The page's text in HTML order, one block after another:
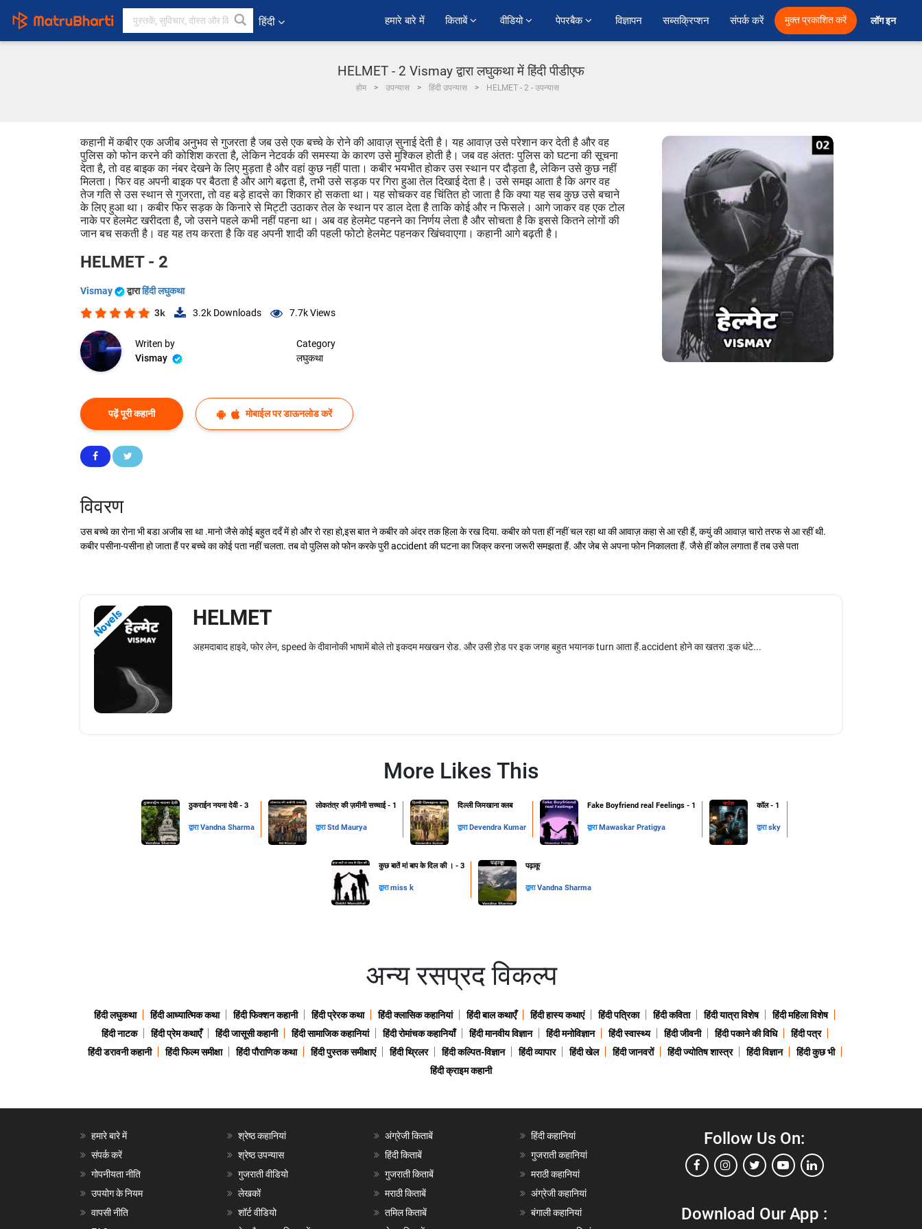
हिंदी हमारे बारे में किताबें वीडियो पेपरबैक विज्ञापन सब्सक्रिप्शन संपर्क करें मुक्त प्रकाशित करें लॉग इन
HELMET - 2 Vismay द्वारा लघुकथा में हिंदी पीडीएफ
होम उपन्यास हिंदी उपन्यास HELMET - 2 - उपन्यास
कहानी में कबीर एक अजीब अनुभव से गुजरता है जब उसे एक बच्चे के रोने की आवाज़ सुनाई देती है। यह आवाज़ उसे परेशान कर देती है और वह
पुलिस को फोन करने की कोशिश करता है, लेकिन नेटवर्क की समस्या के कारण उसे मुश्किल होती है। जब वह अंततः पुलिस को घटना की सूचना
देता है, तो वह बाइक का नंबर देखने के लिए मुड़ता है और वहां कुछ नहीं पाता। कबीर भयभीत होकर उस स्थान पर दौड़ता है, लेकिन उसे कुछ नहीं
मिलता। फिर वह अपनी बाइक पर बैठता है और आगे बढ़ता है, तभी उसे सड़क पर गिरा हुआ तेल दिखाई देता है। उसे समझ आता है कि अगर वह
तेज गति से उस स्थान से गुजरता, तो वह बड़े हादसे का शिकार हो सकता था। यह सोचकर वह चिंतित हो जाता है कि क्या यह सब कुछ उसे बचाने
के लिए हुआ था। कबीर फिर सड़क के किनारे से मिट्टी उठाकर तेल के स्थान पर डाल देता है ताकि कोई और न फिसले। आगे जाकर वह एक टोल
नाके पर हेलमेट खरीदता है, जो उसने पहले कभी नहीं पहना था। अब वह हेलमेट पहनने का निर्णय लेता है और सोचता है कि इससे कितने लोगों की
जान बच सकती है। वह यह तय करता है कि वह अपनी शादी की पहली फोटो हेलमेट पहनकर खिंचवाएगा। कहानी आगे बढ़ती है।
HELMET - 2
Vismay द्वाराहिंदी लघुकथा
3k 3.2k Downloads 7.7kViews
Writen by
Vismay
Category
लघुकथा
पढ़ें पूरी कहानी मोबाईल पर डाऊनलोड करें
विवरण
उस बच्चे का रोना भी बडा अजीब सा था .मानो जैसे कोई बहुत ददँ में हो और रो रहा हो,इस बात ने कबीर को अंदर तक हिला के रख दिया. कबीर को पता हीं नहीं चल रहा था की आवाज़ कहा से आ रही हैं, कयुं की आवाज़ चारो तरफ से आ रहीं थी.
कबीर पसीना-पसीना हो जाता हैं पर बच्चे का कोई पता नहीं चलता. तब वो पुलिस को फोन करके पुरी accident की घटना का जिक्र करना जरूरी समझता हैं. और जेब से अपना फोन निकालता हैं. जैसे हीं कोल लगाता हैं तब उसे पता
Novels HELMET
अहमदाबाद हाइवे, फोर लेन, speed के दीवानोकी भाषामें बोले तो इकदम मखखन रोड. और उसी ऱोड पर इक जगह बहुत भयानक turn आता हैं.accident होने का खतरा :इक धंटे...
More Likes This
ठुकराईन नयना देवी - 3
द्वाराVandna Sharma
लोकतंत्र की ज़मीनी सच्चाई - 1
द्वाराStd Maurya
दिल्ली जिमखाना क्लब
द्वारा Devendra Kumar
Fake Boyfriend real Feelings - 1
द्वारा Mawaskar Pratigya
कॉल - 1
द्वाराsky
कुछ बातें मां बाप के दिल की । - 3
द्वाराmiss k
पढ़ाकू
द्वाराVandna Sharma
अन्य रसप्रद विकल्प
हिंदी लघुकथा हिंदी आध्यात्मिक कथा हिंदी फिक्शन कहानी हिंदी प्रेरक कथा हिंदी क्लासिक कहानियां हिंदी बाल कथाएँ हिंदी हास्य कथाएं हिंदी पत्रिका हिंदी कविता हिंदी यात्रा विशेष
हिंदी महिला विशेष
हिंदी नाटक
हिंदी प्रेम कथाएँ हिंदी जासूसी कहानी हिंदी सामाजिक कहानियां हिंदी रोमांचक कहानियाँ हिंदी मानवीय विज्ञान हिंदी मनोविज्ञान हिंदी स्वास्थ्य हिंदी जीवनी हिंदी पकाने की विधि
हिंदी पत्र
हिंदी डरावनी कहानी
हिंदी फिल्म समीक्षा हिंदी पौराणिक कथा हिंदी पुस्तक समीक्षाएं हिंदी थ्रिलर हिंदी कल्पित-विज्ञान हिंदी व्यापार हिंदी खेल हिंदी जानवरों हिंदी ज्योतिष शास्त्र हिंदी विज्ञान
हिंदी कुछ भी
हिंदी क्राइम कहानी
हमारे बारे में
संपर्क करें
गोपनीयता नीति
उपयोग के नियम
वापसी नीति
श्रेष्ठ कहानियां
श्रेष्ठ उपन्यास
गुजराती वीडियो
लेखकों
शॉर्ट वीडियो
अंग्रेजी किताबें
हिंदी किताबें
गुजराती किताबें
मराठी किताबें
तमिल किताबें
हिंदी कहानियां
गुजराती कहानियां
मराठी कहानियां
अंग्रेजी कहानियां
बंगाली कहानियां
Follow Us On:
Download Our App :